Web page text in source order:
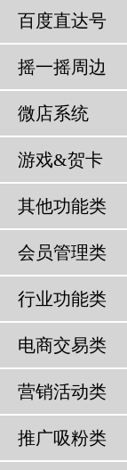
百度直达号
摇一摇周边
微店系统
游戏&贺卡
其他功能类
会员管理类
行业功能类
电商交易类
营销活动类
推广吸粉类